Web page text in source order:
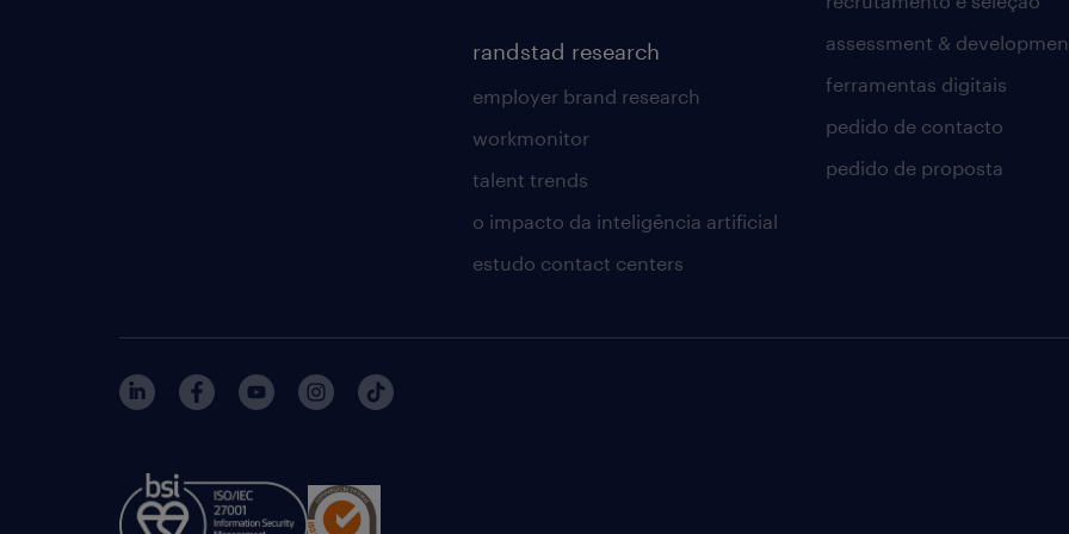
randstad research
employer brand research
workmonitor
talent trends
o impacto da inteligência artificial
estudo contact centers
assessment &
ferramentas digitais
pedido de contacto
pedido de proposta